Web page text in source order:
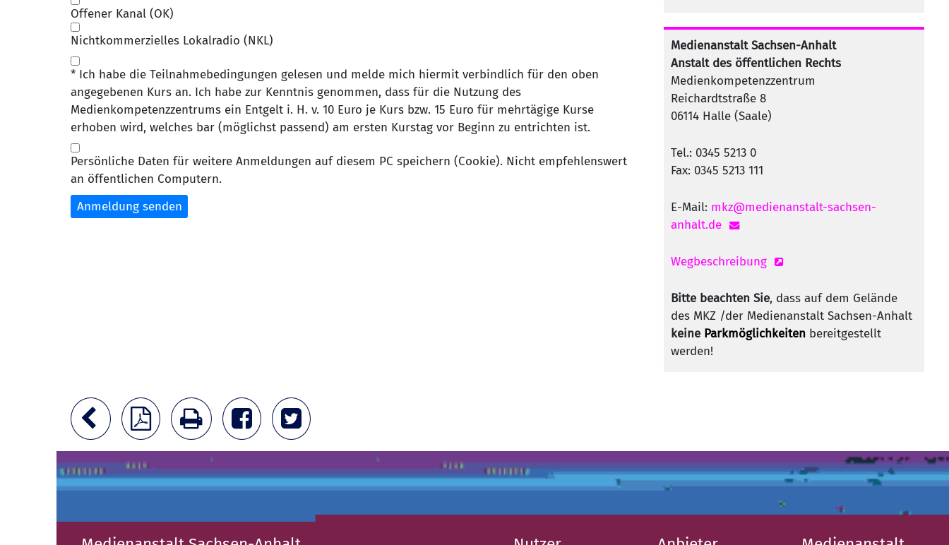
Offener Kanal (OK)
Nichtkommerzielles Lokalradio (NKL)
* Ich habe die Teilnahmebedingungen gelesen und melde mich hiermit verbindlich für den oben
angegebenen Kurs an. Ich habe zur Kenntnis genommen, dass für die Nutzung des
Medienkompetenzzentrums ein Entgelt i. H. v. 10 Euro je Kurs bzw. 15 Euro für mehrtägige Kurse
erhoben wird, welches bar (möglichst passend) am ersten Kurstag vor Beginn zu entrichten ist.
Persönliche Daten für weitere Anmeldungen auf diesem PC speichern (Cookie). Nicht empfehlenswert
an öffentlichen Computern.
Anmeldung senden
Medienanstalt Sachsen-Anhalt
Anstalt des öffentlichen Rechts
Medienkompetenzzentrum
Reichardtstraße 8
06114 Halle (Saale)
Tel.: 0345 5213 0
Fax: 0345 5213 111
E-Mail: mkz@medienanstalt-sachsen-
anhalt.de
Wegbeschreibung
Bitte beachten Sie, dass auf dem Gelände
des MKZ /der Medienanstalt Sachsen-Anhalt
keine Parkmöglichkeiten bereitgestellt
werden!